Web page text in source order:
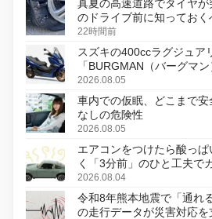
真夏の高速道路でタイヤ
のドライブ前に知ってお
22時間前
スズキの400ccラグジュア
「BURGMAN（バーグマ
変更し、8月18日に発売
2026.08.05
車内での仮眠、どこまで
なしの危険性
2026.08.05
エアコンをつけたら酸っ
く「3分前」のひと工夫で
2026.08.04
令和8年熊本地震で「通れ
の走行データが災害対応を